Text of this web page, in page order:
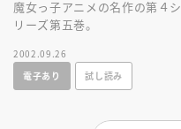
魔女っ子アニメの名作の第４シ
リーズ第五巻。
2002.09.26
電子あり
試し読み